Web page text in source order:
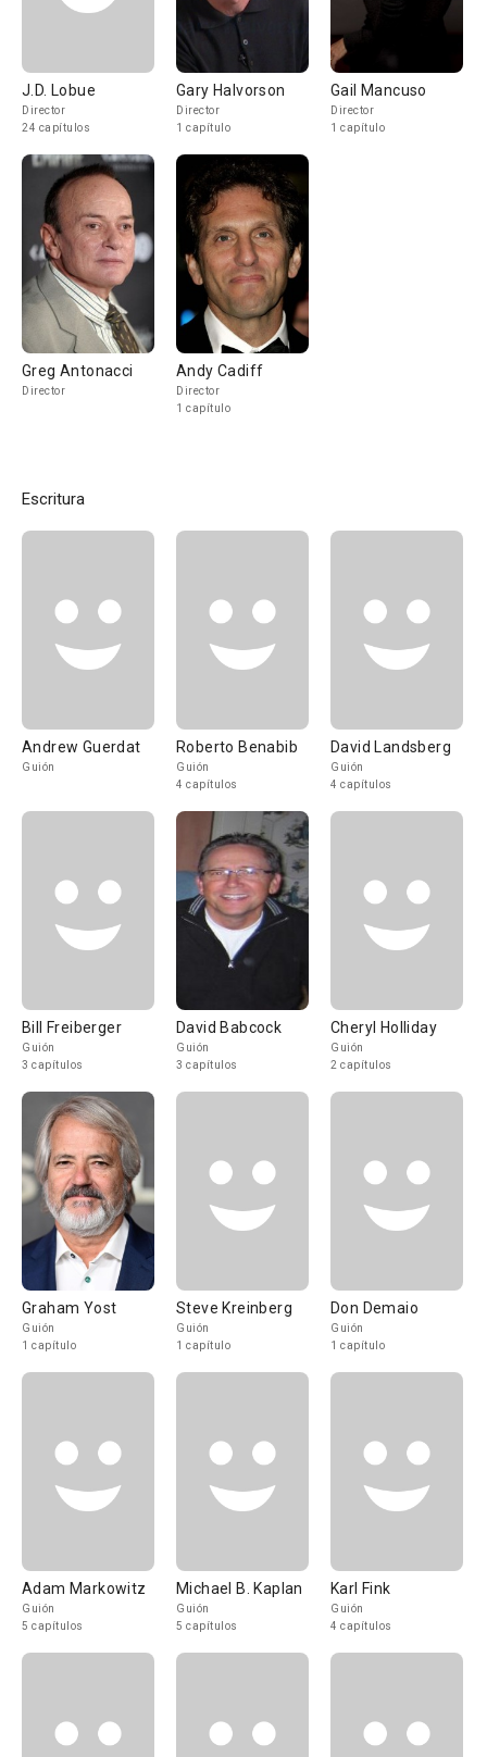
J.D. Lobue
Director
24 capítulos
Gary Halvorson
Director
1 capítulo
Gail Mancuso
Director
1 capítulo
Greg Antonacci
Director
Andy Cadiff
Director
1 capítulo
Escritura
Andrew Guerdat
Guión
Roberto Benabib
Guión
4 capítulos
David Landsberg
Guión
4 capítulos
Bill Freiberger
Guión
3 capítulos
David Babcock
Guión
3 capítulos
Cheryl Holliday
Guión
2 capítulos
Graham Yost
Guión
1 capítulo
Steve Kreinberg
Guión
1 capítulo
Don Demaio
Guión
1 capítulo
Adam Markowitz
Guión
5 capítulos
Michael B. Kaplan
Guión
5 capítulos
Karl Fink
Guión
4 capítulos